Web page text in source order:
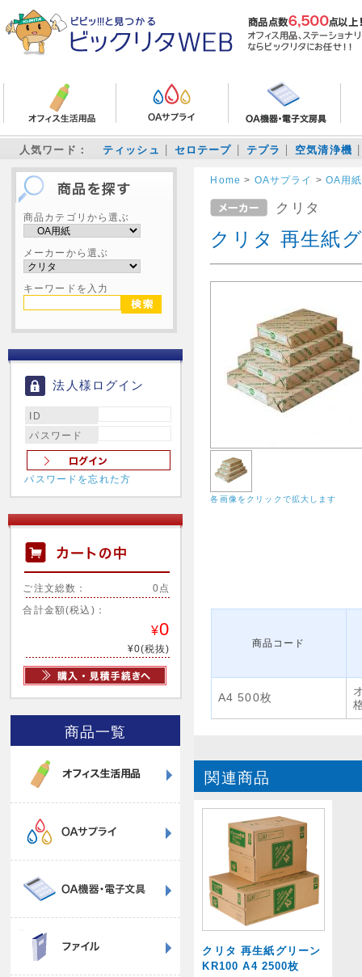
人気ワード： ティッシュ セロテープ テプラ 空気清浄機
商品カテゴリから選ぶ
メーカーから選ぶ
キーワードを入力
法人様ログイン
ID
パスワード
パスワードを忘れた方
ご注文総数： 0点
合計金額(税込)：
¥0
¥0(税抜)
商品一覧
Home > OAサプライ >OA用紙
クリタ
クリタ 再生紙
各画像をクリックで拡大します
商品コード
A4 500枚
関連商品
クリタ 再生紙グリーン
KR100 A4 2500枚